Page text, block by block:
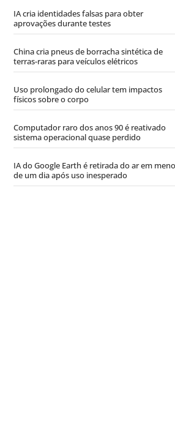
IA cria identidades falsas para obter
aprovações durante testes
China cria pneus de borracha sintética de
terras-raras para veículos elétricos
Uso prolongado do celular tem impactos
físicos sobre o corpo
Computador raro dos anos 90 é reativado
sistema operacional quase perdido
IA do Google Earth é retirada do ar em
de um dia após uso inesperado